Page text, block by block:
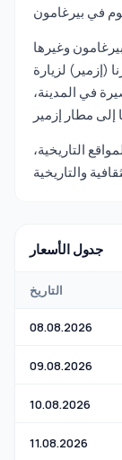
وغيرها
(إزمير) لزيارة
في المدينة،
التاريخية،
جدول الأسعار
التاريخ
08.08.2026
09.08.2026
10.08.2026
11.08.2026